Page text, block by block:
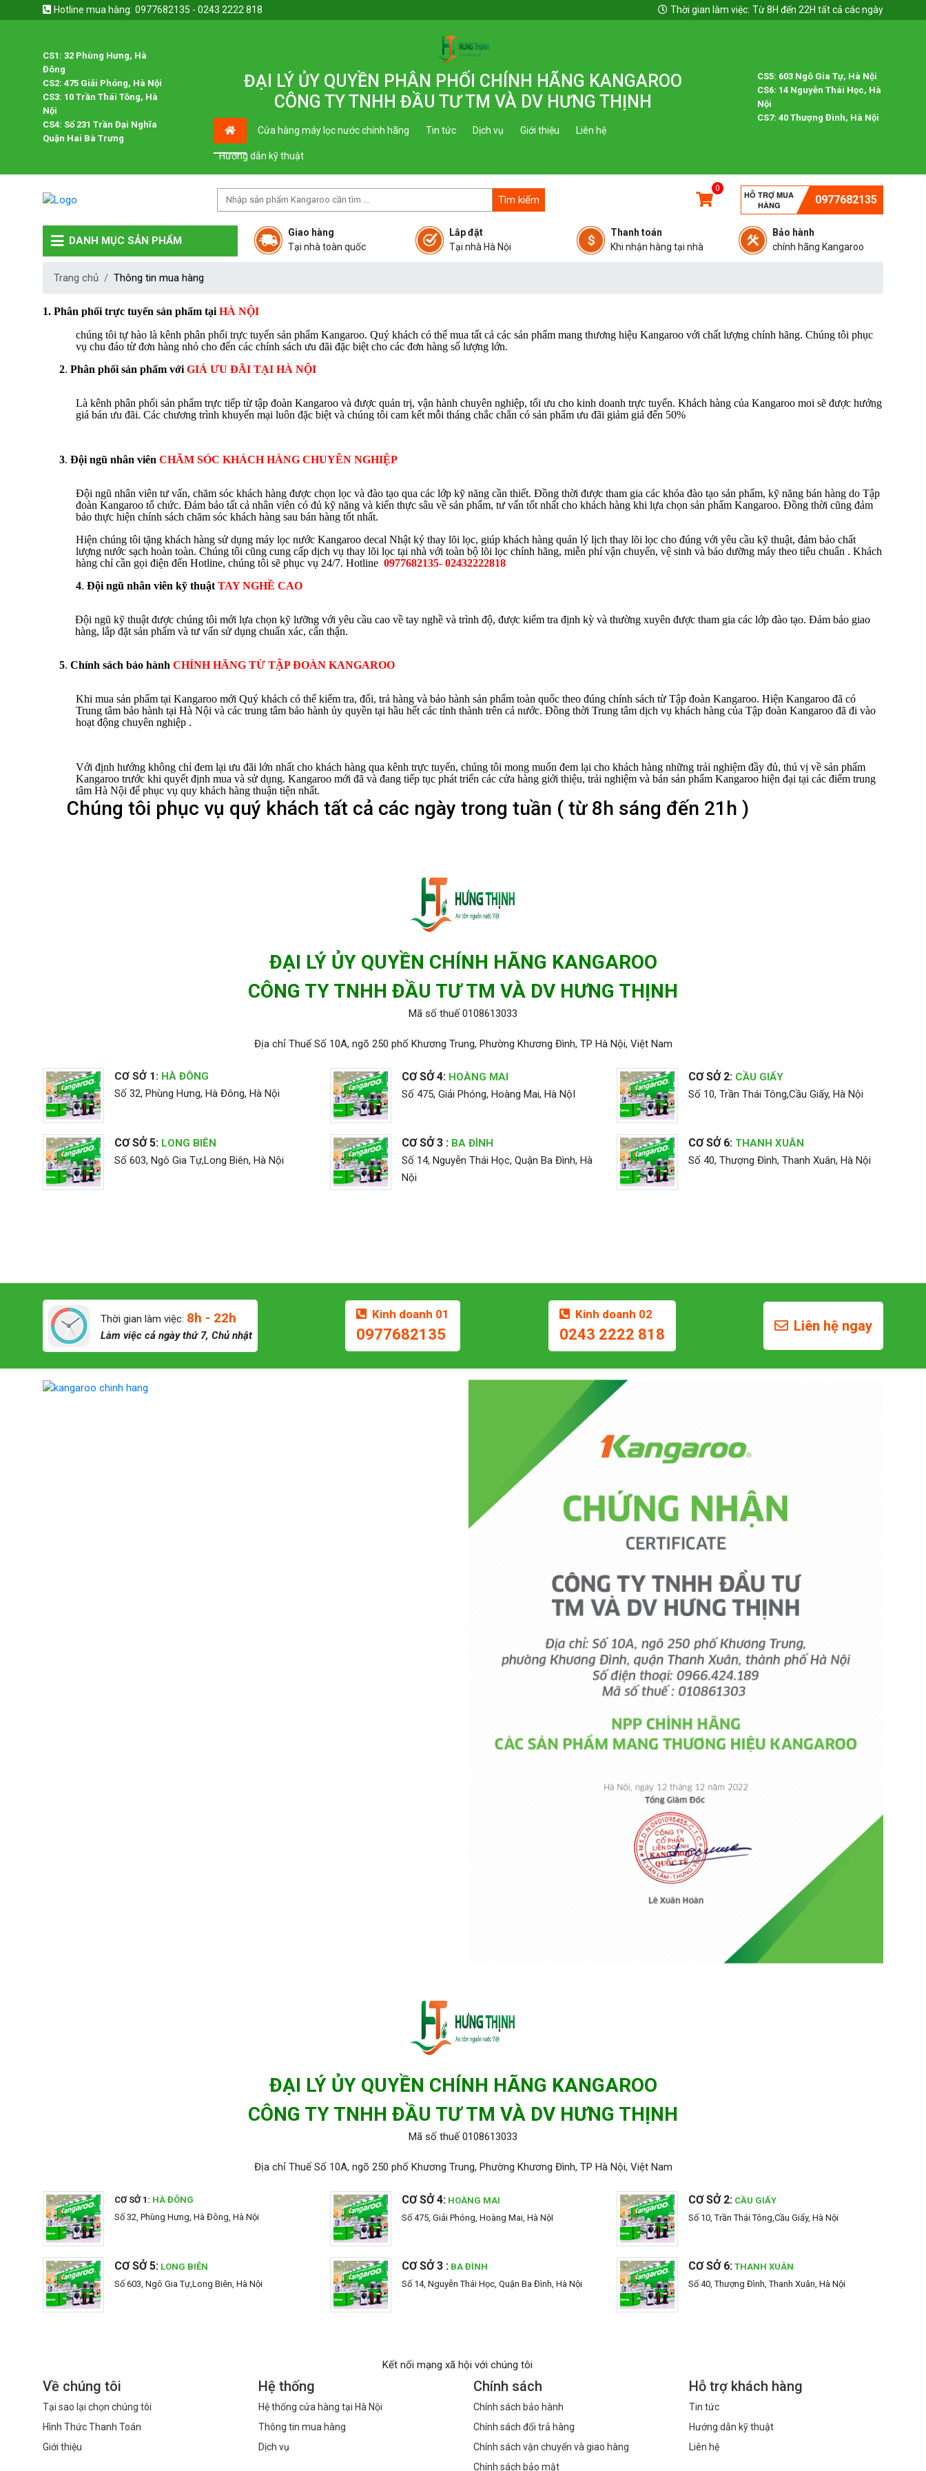
Hotline mua hàng: 0977682135 - 0243 2222 818 Thời gian làm việc: Từ 8H đến 22H tất cả các ngày
CS1: 32 Phùng Hưng, Hà
Đông
CS2: 475 Giải Phóng, Hà Nội
CS3: 10 Trần Thái Tông, Hà
Nội
CS4: Số 231 Trần Đại Nghĩa
Quận Hai Bà Trưng
ĐẠI LÝ ỦY QUYỀN PHÂN PHỐI CHÍNH HÃNG KANGAROO
CÔNG TY TNHH ĐẦU TƯ TM VÀ DV HƯNG THỊNH
Cửa hàng máy lọc nước chính hãng Tin tức Dịch vụ Giới thiệu Liên hệ
Hướng dẫn kỹ thuật
CS5: 603 Ngô Gia Tự, Hà Nội
CS6: 14 Nguyễn Thái Học, Hà
Nội
CS7: 40 Thượng Đình, Hà Nội
Tìm kiếm
0
HỖ TRỢ MUA
HÀNG
0977682135
DANH MỤC SẢN PHẨM
Giao hàng
Tại nhà toàn quốc
Lắp đặt
Tại nhà Hà Nội
Thanh toán
Khi nhận hàng tại nhà
Bảo hành
chính hãng Kangaroo
Trang chủ Thông tin mua hàng
1. Phân phối trực tuyến sản phẩm tại HÀ NỘI
chúng tôi tự hào là kênh phân phối trực tuyến sản phẩm Kangaroo. Quý khách có thể mua tất cả các sản phẩm mang thương hiệu Kangaroo với chất lượng chính hãng. Chúng tôi phục
vụ chu đáo từ đơn hàng nhỏ cho đến các chính sách ưu đãi đặc biệt cho các đơn hàng số lượng lớn.
2. Phân phối sản phẩm với GIÁ ƯU ĐÃI TẠI HÀ NỘI
Là kênh phân phối sản phẩm trực tiếp từ tập đoàn Kangaroo và được quản trị, vận hành chuyên nghiệp, tối ưu cho kinh doanh trực tuyến. Khách hàng của Kangaroo moi sẽ được hưởng
giá bán ưu đãi. Các chương trình khuyến mại luôn đặc biệt và chúng tôi cam kết mỗi tháng chắc chắn có sản phẩm ưu đãi giảm giá đến 50%
3. Đội ngũ nhân viên CHĂM SÓC KHÁCH HÀNG CHUYÊN NGHIỆP
Đội ngũ nhân viên tư vấn, chăm sóc khách hàng được chọn lọc và đào tạo qua các lớp kỹ năng cần thiết. Đồng thời được tham gia các khóa đào tạo sản phẩm, kỹ năng bán hàng do Tập
đoàn Kangaroo tổ chức. Đảm bảo tất cả nhân viên có đủ kỹ năng và kiến thực sâu về sản phẩm, tư vấn tốt nhất cho khách hàng khi lựa chọn sản phẩm Kangaroo. Đồng thời cũng đảm
bảo thực hiện chính sách chăm sóc khách hàng sau bán hàng tốt nhất.
Hiện chúng tôi tặng khách hàng sử dụng máy lọc nước Kangaroo decal Nhật ký thay lõi lọc, giúp khách hàng quản lý lịch thay lõi lọc cho đúng với yêu cầu kỹ thuật, đảm bảo chất
lượng nước sạch hoàn toàn. Chúng tôi cũng cung cấp dịch vụ thay lõi lọc tại nhà với toàn bộ lõi lọc chính hãng, miễn phí vận chuyển, vệ sinh và bảo dưỡng máy theo tiêu chuẩn . Khách
hàng chỉ cần gọi điện đến Hotline, chúng tôi sẽ phục vụ 24/7. Hotline 0977682135- 02432222818
4. Đội ngũ nhân viên kỹ thuật TAY NGHỀ CAO
Đội ngũ kỹ thuật được chúng tôi mới lựa chọn kỹ lưỡng với yêu cầu cao về tay nghề và trình độ, được kiểm tra định kỳ và thường xuyên được tham gia các lớp đào tạo. Đảm bảo giao
hàng, lắp đặt sản phẩm và tư vấn sử dụng chuẩn xác, cẩn thận.
5. Chính sách bảo hành CHÍNH HÃNG TỪ TẬP ĐOÀN KANGAROO
Khi mua sản phẩm tại Kangaroo mới Quý khách có thể kiểm tra, đổi, trả hàng và bảo hành sản phẩm toàn quốc theo đúng chính sách từ Tập đoàn Kangaroo. Hiện Kangaroo đã có
Trung tâm bảo hành tại Hà Nội và các trung tâm bảo hành ủy quyền tại hầu hết các tỉnh thành trên cả nước. Đồng thời Trung tâm dịch vụ khách hàng của Tập đoàn Kangaroo đã đi vào
hoạt động chuyên nghiệp .
Với định hướng không chỉ đem lại ưu đãi lớn nhất cho khách hàng qua kênh trực tuyến, chúng tôi mong muốn đem lại cho khách hàng những trải nghiệm đầy đủ, thú vị về sản phẩm
Kangaroo trước khi quyết định mua và sử dụng. Kangaroo mới đã và đang tiếp tục phát triển các cửa hàng giới thiệu, trải nghiệm và bán sản phẩm Kangaroo hiện đại tại các điểm trung
tâm Hà Nội để phục vụ quy khách hàng thuận tiện nhất.
Chúng tôi phục vụ quý khách tất cả các ngày trong tuần ( từ 8h sáng đến 21h )
ĐẠI LÝ ỦY QUYỀN CHÍNH HÃNG KANGAROO
CÔNG TY TNHH ĐẦU TƯ TM VÀ DV HƯNG THỊNH
Mã số thuế 0108613033
Địa chỉ Thuế Số 10A, ngõ 250 phố Khương Trung, Phường Khương Đình, TP Hà Nội, Việt Nam
CƠ SỞ 1: HÀ ĐÔNG
Số 32, Phùng Hưng, Hà Đông, Hà Nội
CƠ SỞ 4:HOÀNG MAI
Số 475, Giải Phóng, Hoàng Mai, Hà NộI
CƠ SỞ 2: CẦU GIẤY
Số 10, Trần Thái Tông,Cầu Giấy, Hà Nội
CƠ SỞ 5: LONG BIÊN
Số 603, Ngô Gia Tự,Long Biên, Hà Nội
CƠ SỞ 3 :BA ĐÌNH
Số 14, Nguyễn Thái Học, Quận Ba Đình, Hà
Nội
CƠ SỞ 6: THANH XUÂN
Số 40, Thượng Đình, Thanh Xuân, Hà Nội
Thời gian làm việc: 8h - 22h
Làm việc cả ngày thứ 7, Chủ nhật
Kinh doanh 01
0977682135
Kinh doanh 02
0243 2222 818 Liên hệ ngay
ĐẠI LÝ ỦY QUYỀN CHÍNH HÃNG KANGAROO
CÔNG TY TNHH ĐẦU TƯ TM VÀ DV HƯNG THỊNH
Mã số thuế 0108613033
Địa chỉ Thuế Số 10A, ngõ 250 phố Khương Trung, Phường Khương Đình, TP Hà Nội, Việt Nam
CƠ SỞ 1: HÀ ĐÔNG
Số 32, Phùng Hưng, Hà Đông, Hà Nội
CƠ SỞ 4:HOÀNG MAI
Số 475, Giải Phóng, Hoàng Mai, Hà NộI
CƠ SỞ 2: CẦU GIẤY
Số 10, Trần Thái Tông,Cầu Giấy, Hà Nội
CƠ SỞ 5: LONG BIÊN
Số 603, Ngô Gia Tự,Long Biên, Hà Nội
CƠ SỞ 3 :BA ĐÌNH
Số 14, Nguyễn Thái Học, Quận Ba Đình, Hà Nội
CƠ SỞ 6: THANH XUÂN
Số 40, Thượng Đình, Thanh Xuân, Hà Nội
Kết nối mạng xã hội với chúng tôi
Về chúng tôi
Tại sao lại chọn chúng tôi
Hình Thức Thanh Toán
Giới thiệu
Hệ thống
Hệ thống cửa hàng tại Hà Nội
Thông tin mua hàng
Dịch vụ
Chính sách
Chính sách bảo hành
Chính sách đổi trả hàng
Chính sách vận chuyển và giao hàng
Chính sách bảo mật
Hỗ trợ khách hàng
Tin tức
Hướng dẫn kỹ thuật
Liên hệ